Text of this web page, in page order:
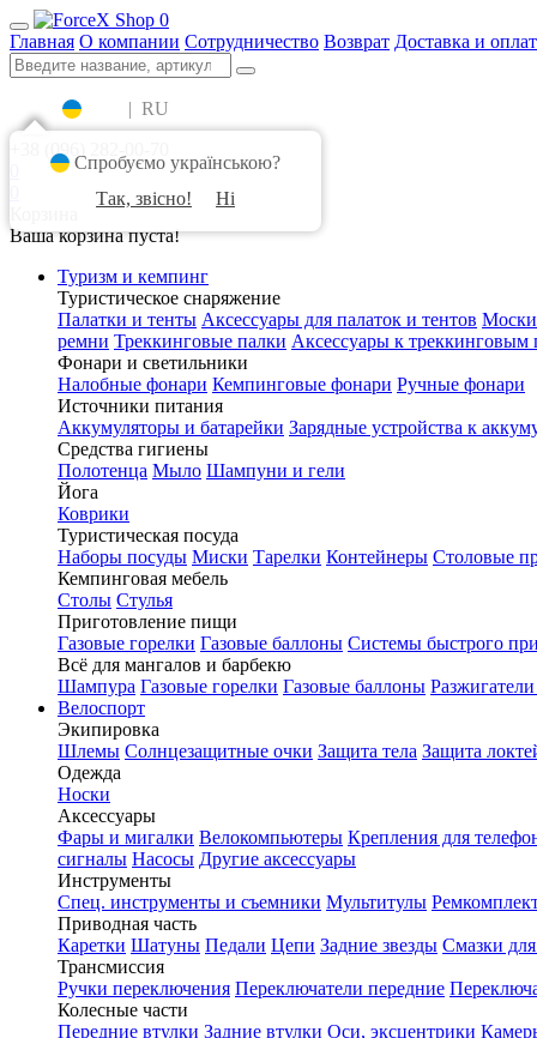
0
Главная О компании Сотрудничество Возврат Доставка и
| RU
+38 (096) 282-00-70
Ваша корзина пуста!
Туризм и кемпинг
Туристическое снаряжение
Палатки и тенты Аксессуары для палаток и тентов
ремни Треккинговые палки Аксессуары к треккинговым
Фонари и светильники
Налобные фонари Кемпинговые фонари Ручные фонари
Источники питания
Аккумуляторы и батарейки Зарядные устройства к
Средства гигиены
Полотенца Мыло Шампуни и гели
Йога
Коврики
Туристическая посуда
Наборы посуды Миски Тарелки Контейнеры Столовые
Кемпинговая мебель
Столы Стулья
Приготовление пищи
Газовые горелки Газовые баллоны Системы быстрого
Всё для мангалов и барбекю
Шампура Газовые горелки Газовые баллоны
Велоспорт
Экипировка
Шлемы Солнцезащитные очки Защита тела Защита
Одежда
Носки
Аксессуары
Фары и мигалки Велокомпьютеры Крепления для
сигналы Насосы Другие аксессуары
Инструменты
Спец. инструменты и съемники Мультитулы
Приводная часть
Каретки Шатуны Педали Цепи Задние звезды Смазки
Трансмиссия
Ручки переключения Переключатели передние
Колесные части
Передние втулки Задние втулки Оси, эксцентрики
Спробуємо українською?
Так, звісно!
Ні